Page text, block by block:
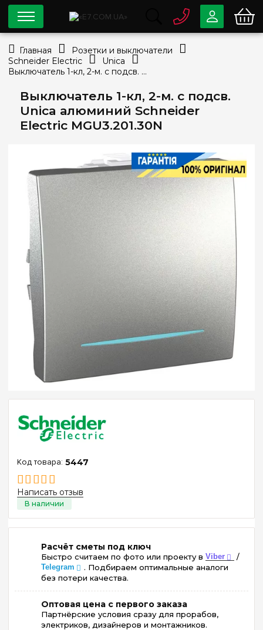
Выключатель 1-кл, 2-м. c подсв.
Unica алюминий Schneider
Electric MGU3.201.30N
5447
Написать отзыв
Расчёт сметы под ключ
Быстро считаем по фото или проекту в Viber /
Telegram
. Подбираем оптимальные аналоги
без потери качества.
Оптовая цена с первого заказа
Партнёрские условия сразу для прорабов,
электриков, дизайнеров и монтажников.
0 80033-63-07
info@e7.com.ua
Viber Telegram
Главная
Розетки и выключатели
Schneider Electric
Unica
Выключатель 1-кл, 2-м. c подсв. Unica алюминий Schneider Electric MGU3.201.30N